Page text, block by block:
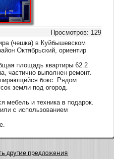
Просмотров: 129
(чешка) в Куйбышевском
Октябрьский, ориентир
площадь квартиры 62.2
частично выполнен ремонт.
бокс. Рядом
земли под огород.
мебель и техника в подарок.
с использованием
другие предложения